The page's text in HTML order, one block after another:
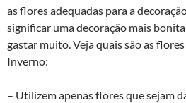
as flores adequadas para a
significar uma decoração mais
gastar muito. Veja quais são as
Inverno:
– Utilizem apenas flores que sejam